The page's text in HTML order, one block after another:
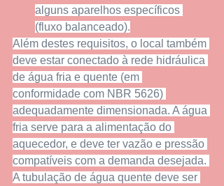
alguns aparelhos específicos
(fluxo balanceado).
Além destes requisitos, o local também
deve estar conectado à rede hidráulica
de água fria e quente (em
conformidade com NBR 5626)
adequadamente dimensionada. A água
fria serve para a alimentação do
aquecedor, e deve ter vazão e pressão
compatíveis com a demanda desejada.
A tubulação de água quente deve ser